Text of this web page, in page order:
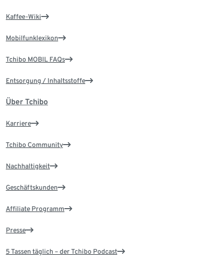
Kaffee-Wiki
Mobilfunklexikon
Tchibo MOBIL FAQs
Entsorgung / Inhaltsstoffe
Über Tchibo
Karriere
Tchibo Community
Nachhaltigkeit
Geschäftskunden
Affiliate Programm
Presse
5 Tassen täglich – der Tchibo Podcast